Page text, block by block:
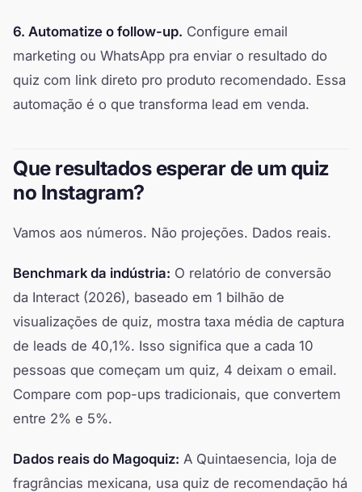
6. Automatize o follow-up. Configure email
marketing ou WhatsApp pra enviar o resultado do
quiz com link direto pro produto recomendado. Essa
automação é o que transforma lead em venda.
Que resultados esperar de um quiz
no Instagram?
Vamos aos números. Não projeções. Dados reais.
Benchmark da indústria: O relatório de conversão
da Interact (2026), baseado em 1 bilhão de
visualizações de quiz, mostra taxa média de captura
de leads de 40,1%. Isso significa que a cada 10
pessoas que começam um quiz, 4 deixam o email.
Compare com pop-ups tradicionais, que convertem
entre 2% e 5%.
Dados reais do Magoquiz: A Quintaesencia, loja de
fragrâncias mexicana, usa quiz de recomendação há